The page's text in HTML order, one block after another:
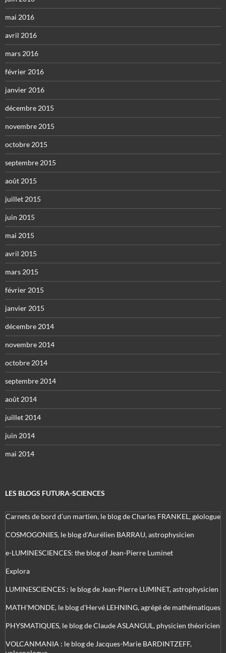
mai 2016
avril 2016
mars 2016
février 2016
janvier 2016
décembre 2015
novembre 2015
octobre 2015
septembre 2015
août 2015
juillet 2015
juin 2015
mai 2015
avril 2015
mars 2015
février 2015
janvier 2015
décembre 2014
novembre 2014
octobre 2014
septembre 2014
août 2014
juillet 2014
juin 2014
mai 2014
LES BLOGS FUTURA-SCIENCES
Carnets de bord d’un martien, le blog de Charles FRANKEL, géologue
COSMOGONIES, le blog d'Aurélien BARRAU, astrophysicien
e-LUMINESCIENCES: the blog of Jean-Pierre Luminet
Explora
LUMINESCIENCES : le blog de Jean-Pierre LUMINET, astrophysicien
MATH'MONDE, le blog d'Hervé LEHNING, agrégé de mathématiques
PHYSMATIQUES, le blog de Claude ASLANGUL, physicien théoricien
VOLCANMANIA : le blog de Jacques-Marie BARDINTZEFF,